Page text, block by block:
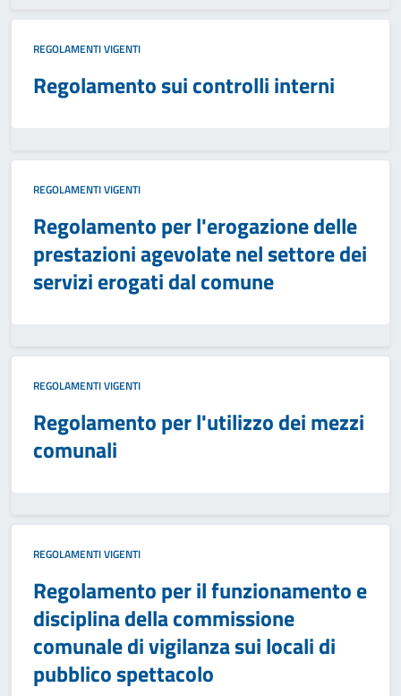
REGOLAMENTI VIGENTI
Regolamento sui controlli interni
REGOLAMENTI VIGENTI
Regolamento per l'erogazione delle
prestazioni agevolate nel settore dei
servizi erogati dal comune
REGOLAMENTI VIGENTI
Regolamento per l'utilizzo dei mezzi
comunali
REGOLAMENTI VIGENTI
Regolamento per il funzionamento e
disciplina della commissione
comunale di vigilanza sui locali di
pubblico spettacolo